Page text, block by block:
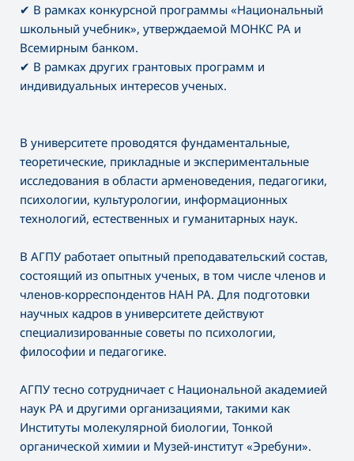
✔ В рамках конкурсной программы «Национальный
школьный учебник», утверждаемой МОНКС РА и
Всемирным банком.
✔ В рамках других грантовых программ и
индивидуальных интересов ученых.
В университете проводятся фундаментальные,
теоретические, прикладные и экспериментальные
исследования в области арменоведения, педагогики,
психологии, культурологии, информационных
технологий, естественных и гуманитарных наук.
В АГПУ работает опытный преподавательский состав,
состоящий из опытных ученых, в том числе членов и
членов-корреспондентов НАН РА. Для подготовки
научных кадров в университете действуют
специализированные советы по психологии,
философии и педагогике.
АГПУ тесно сотрудничает с Национальной академией
наук РА и другими организациями, такими как
Институты молекулярной биологии, Тонкой
органической химии и Музей-институт «Эребуни».